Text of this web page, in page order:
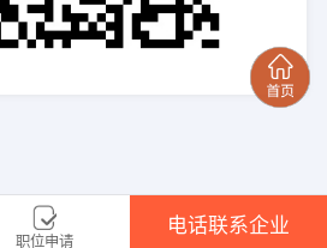
职位申请
电话联系企业